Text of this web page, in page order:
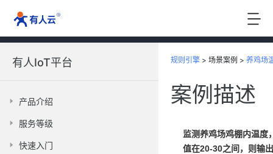
有人IoT平台
产品介绍
服务等级
快速入门
规则引擎 > 场景案例 > 养鸡场
案例描述
监测养鸡场鸡棚内温度
值在20-30之间，则输